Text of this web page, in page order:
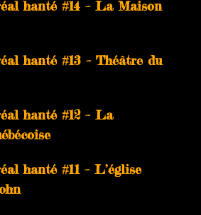
hanté #14 – La Maison
hanté #13 – Théâtre du
hanté #12 – La
hanté #11 – L’église